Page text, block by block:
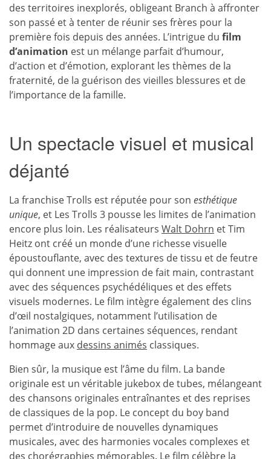
des territoires inexplorés, obligeant Branch à affronter
son passé et à tenter de réunir ses frères pour la
première fois depuis des années. L’intrigue du film
d’animation est un mélange parfait d’humour,
d’action et d’émotion, explorant les thèmes de la
fraternité, de la guérison des vieilles blessures et de
l’importance de la famille.
Un spectacle visuel et musical
déjanté
La franchise Trolls est réputée pour son esthétique
unique, et Les Trolls 3 pousse les limites de l’animation
encore plus loin. Les réalisateurs Walt Dohrn et Tim
Heitz ont créé un monde d’une richesse visuelle
époustouflante, avec des textures de tissu et de feutre
qui donnent une impression de fait main, contrastant
avec des séquences psychédéliques et des effets
visuels modernes. Le film intègre également des clins
d’œil nostalgiques, notamment l’utilisation de
l’animation 2D dans certaines séquences, rendant
hommage aux dessins animés classiques.
Bien sûr, la musique est l’âme du film. La bande
originale est un véritable jukebox de tubes, mélangeant
des chansons originales entraînantes et des reprises
de classiques de la pop. Le concept du boy band
permet d’introduire de nouvelles dynamiques
musicales, avec des harmonies vocales complexes et
des chorégraphies mémorables. Le film célèbre la